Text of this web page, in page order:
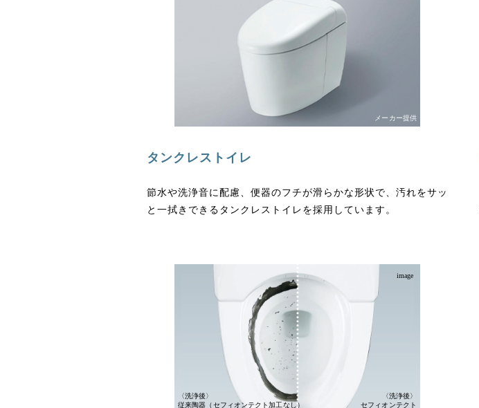
メーカー提供
タンクレストイレ
節水や洗浄音に配慮、便器のフチが滑らかな形状で、汚れをサッ
と一拭きできるタンクレストイレを採用しています。
〈洗浄後〉
セフィオンテクト
〈洗浄後〉
従来陶器（セフィオンテクト加工なし）
image